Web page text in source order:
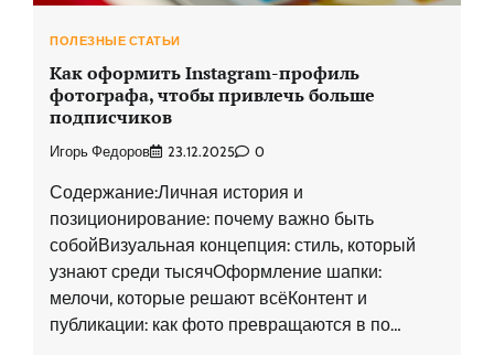
ПОЛЕЗНЫЕ СТАТЬИ
Как оформить Instagram-профиль
фотографа, чтобы привлечь больше
подписчиков
Игорь Федоров 23.12.2025 0
Содержание:Личная история и
позиционирование: почему важно быть
собойВизуальная концепция: стиль, который
узнают среди тысячОформление шапки:
мелочи, которые решают всёКонтент и
публикации: как фото превращаются в по…